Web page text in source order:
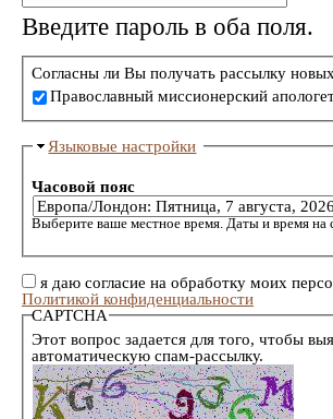
Введите пароль в оба поля.
Согласны ли Вы получать рассылку
Православный миссионерский
Языковые настройки
Часовой пояс
Выберите ваше местное время. Даты и время на
я даю согласие на обработку моих
Политикой конфиденциальности
CAPTCHA
Этот вопрос задается для того, чтобы
автоматическую спам-рассылку.